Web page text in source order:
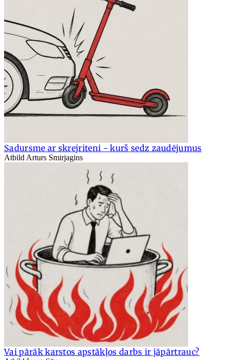
Sadursme ar skrejriteni - kurš sedz zaudējumus
Atbild Arturs Smirjagins
Vai pārāk karstos apstākļos darbs ir jāpārtrauc?